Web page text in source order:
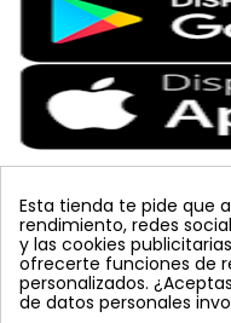
Etiquetas Populares
colmena vacuna arbol
bombus terrestris
Esta tienda te pide que
rendimiento, redes
y las cookies
ofrecerte funciones de
personalizados.
de datos personales